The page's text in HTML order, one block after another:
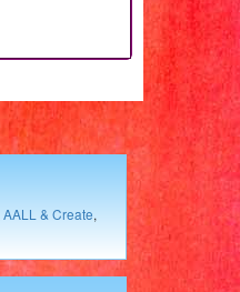
AALL & Create,